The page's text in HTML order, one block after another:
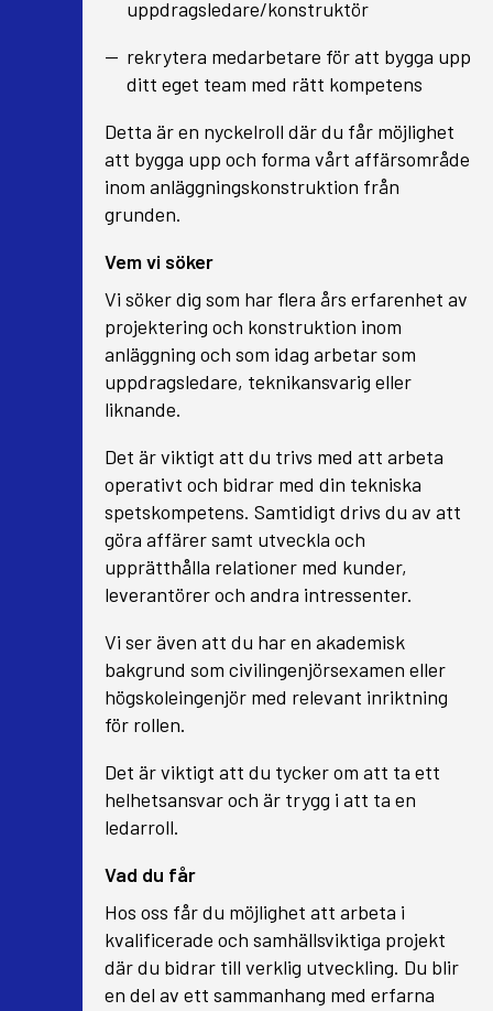
uppdragsledare/konstruktör
rekrytera medarbetare för att bygga upp
ditt eget team med rätt kompetens
Detta är en nyckelroll där du får möjlighet
att bygga upp och forma vårt affärsområde
inom anläggningskonstruktion från
grunden.
Vem vi söker
Vi söker dig som har flera års erfarenhet av
projektering och konstruktion inom
anläggning och som idag arbetar som
uppdragsledare, teknikansvarig eller
liknande.
Det är viktigt att du trivs med att arbeta
operativt och bidrar med din tekniska
spetskompetens. Samtidigt drivs du av att
göra affärer samt utveckla och
upprätthålla relationer med kunder,
leverantörer och andra intressenter.
Vi ser även att du har en akademisk
bakgrund som civilingenjörsexamen eller
högskoleingenjör med relevant inriktning
för rollen.
Det är viktigt att du tycker om att ta ett
helhetsansvar och är trygg i att ta en
ledarroll.
Vad du får
Hos oss får du möjlighet att arbeta i
kvalificerade och samhällsviktiga projekt
där du bidrar till verklig utveckling. Du blir
en del av ett sammanhang med erfarna